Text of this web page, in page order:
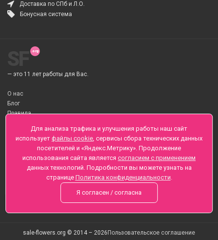
Доставка по СПб и Л.О.
Бонусная система
— это 11 лет работы для Вас.
О нас
Блог
Правила
О Доставке цветов
Оплата
Телеграмм
Санкт-Петербург ул. Заозерная д.6 , Лиговский пр., 65
+7 (812) 425-01-16
Вопросы? Звоните круглосуточно, без выходных
sale-flowers.org © 2014 – 2026 Пользовательское соглашение
Для анализа трафика и улучшения работы наш сайт
использует файлы cookie, сервисы сбора технических данных
посетителей и «Яндекс.Метрику». Продолжение
использования сайта является согласием с применением
данных технологий. Подробности вы можете узнать на
странице Политика конфиденциальности.
Я согласен / согласна